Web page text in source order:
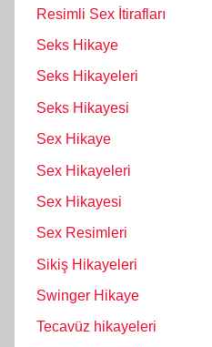
Resimli Sex İtirafları
Seks Hikaye
Seks Hikayeleri
Seks Hikayesi
Sex Hikaye
Sex Hikayeleri
Sex Hikayesi
Sex Resimleri
Sikiş Hikayeleri
Swinger Hikaye
Tecavüz hikayeleri